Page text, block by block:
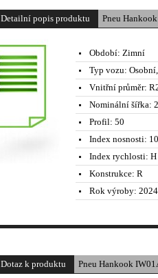
Detailní popis produktu Pneu
Období: Zimní
Typ vozu:
Vnitřní průměr:
Nominální šířka:
Profil: 50
Index nosnosti:
Index rychlosti:
Konstrukce: R
Rok výroby:
Dotaz k produktu Pneu Hankook